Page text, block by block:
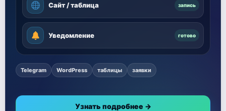
Сайт / таблица запись
Уведомление готово
Telegram WordPress таблицы заявки
Узнать подробнее →